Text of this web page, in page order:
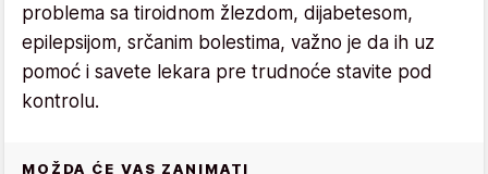
problema sa tiroidnom žlezdom, dijabetesom,
epilepsijom, srčanim bolestima, važno je da ih uz
pomoć i savete lekara pre trudnoće stavite pod
kontrolu.
MOŽDA ĆE VAS ZANIMATI